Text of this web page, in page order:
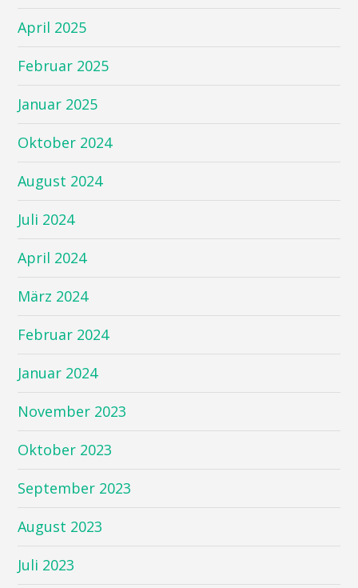
April 2025
Februar 2025
Januar 2025
Oktober 2024
August 2024
Juli 2024
April 2024
März 2024
Februar 2024
Januar 2024
November 2023
Oktober 2023
September 2023
August 2023
Juli 2023